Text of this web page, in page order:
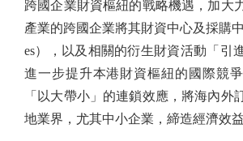
跨國企業財資樞紐的戰略機遇，加大
產業的跨國企業將其財資中心及採購
es），以及相關的衍生財資活動「引
進一步提升本港財資樞紐的國際競
「以大帶小」的連鎖效應，將海內外
地業界，尤其中小企業，締造經濟效益